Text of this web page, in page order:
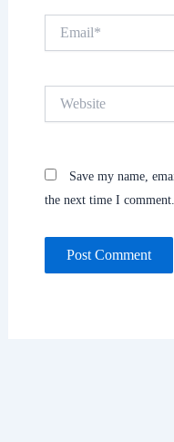
Save my name,
the next time I comment.